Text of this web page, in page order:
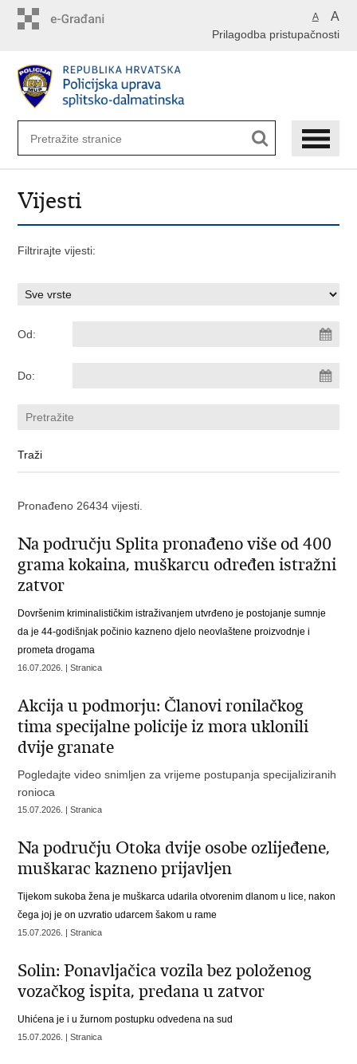
A A
Prilagodba pristupačnosti
Vijesti
Filtrirajte vijesti:
Od:
Do:
Pronađeno 26434 vijesti.
Na području Splita pronađeno više od 400
grama kokaina, muškarcu određen istražni
zatvor
Dovršenim kriminalističkim istraživanjem utvrđeno je postojanje sumnje
da je 44-godišnjak počinio kazneno djelo neovlaštene proizvodnje i
prometa drogama
16.07.2026. | Stranica
Akcija u podmorju: Članovi ronilačkog
tima specijalne policije iz mora uklonili
dvije granate
Pogledajte video snimljen za vrijeme postupanja specijaliziranih
ronioca
15.07.2026. | Stranica
Na području Otoka dvije osobe ozlijeđene,
muškarac kazneno prijavljen
Tijekom sukoba žena je muškarca udarila otvorenim dlanom u lice, nakon
čega joj je on uzvratio udarcem šakom u rame
15.07.2026. | Stranica
Solin: Ponavljačica vozila bez položenog
vozačkog ispita, predana u zatvor
Uhićena je i u žurnom postupku odvedena na sud
15.07.2026. | Stranica